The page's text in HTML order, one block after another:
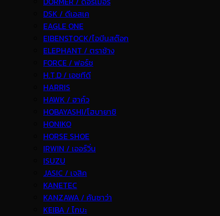
DSK / ดีเอสเค
EAGLE ONE
EIBENSTOCK/ไอบีนสต๊อก
ELEPHANT / ตราช้าง
FORCE / ฟอร์ช
H.T.D / เอชทีดี
HARRIS
HAWK / ฮาค์ว
HOBAYASHI/โฮบายาชิ
HONIKO
HORSE SHOE
IRWIN / เออร์วิ่น
ISUZU
JASIC / เจสิค
KANETEC
KANZAWA / คันซาว่า
KEIBA / ไกบะ